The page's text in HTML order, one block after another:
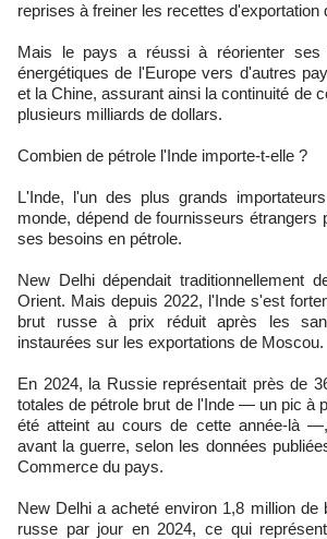
reprises à freiner les recettes d'exportation
Mais le pays a réussi à réorienter ses
énergétiques de l'Europe vers d'autres
et la Chine, assurant ainsi la continuité de
plusieurs milliards de dollars.
Combien de pétrole l'Inde importe-t-elle ?
L'Inde, l'un des plus grands
monde, dépend de fournisseurs étrangers
ses besoins en pétrole.
New Delhi dépendait traditionnellement
Orient. Mais depuis 2022, l'Inde s'est
brut russe à prix réduit après les
instaurées sur les exportations de Moscou.
En 2024, la Russie représentait près de
totales de pétrole brut de l'Inde — un pic à
été atteint au cours de cette année-là
avant la guerre, selon les données
Commerce du pays.
New Delhi a acheté environ 1,8 million de
russe par jour en 2024, ce qui